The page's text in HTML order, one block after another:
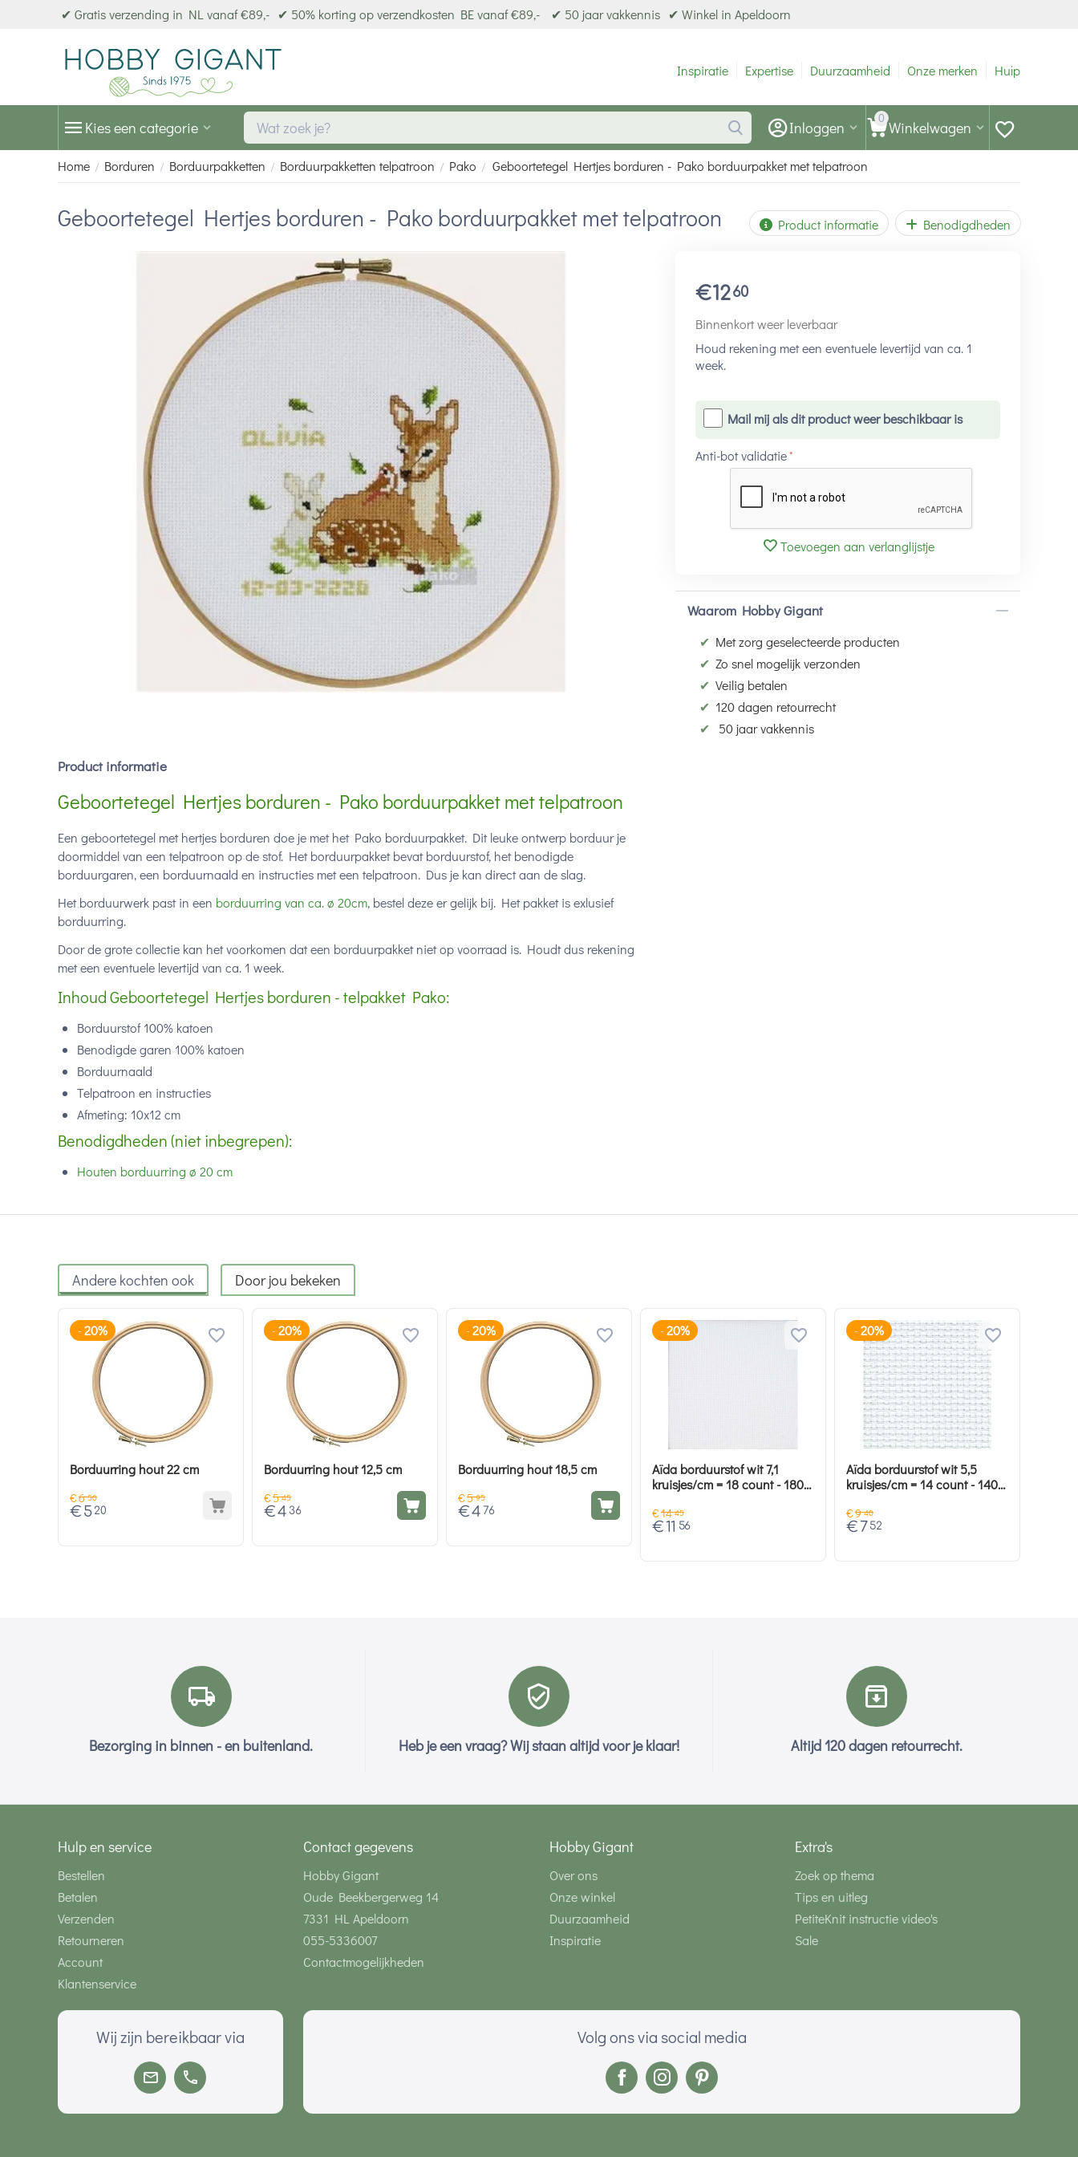
✔ Gratis verzending in NL vanaf €89,- ✔ 50% korting op verzendkosten BE vanaf €89,- ✔ 50 jaar vakkennis ✔ Winkel in Apeldoorn
Inspiratie Expertise Duurzaamheid Onze merken Hulp
Kies een categorie 0 Winkelwagen
Inloggen
Home / Borduren / Borduurpakketten / Borduurpakketten telpatroon / Pako / Geboortetegel Hertjes borduren - Pako borduurpakket met telpatroon
Geboortetegel Hertjes borduren - Pako borduurpakket met telpatroon Product informatie Benodigdheden
€1260
Binnenkort weer leverbaar
Houd rekening met een eventuele levertijd van ca. 1
week.
Mail mij als dit product weer beschikbaar is
Anti-bot validatie
Toevoegen aan verlanglijstje
Waarom Hobby Gigant
✔ Met zorg geselecteerde producten
✔ Zo snel mogelijk verzonden
✔ Veilig betalen
✔ 120 dagen retourrecht
✔
50 jaar vakkennis
Product informatie
Geboortetegel Hertjes borduren - Pako borduurpakket met telpatroon
Een geboortetegel met hertjes borduren doe je met het Pako borduurpakket. Dit leuke ontwerp borduur je
doormiddel van een telpatroon op de stof. Het borduurpakket bevat borduurstof, het benodigde
borduurgaren, een borduurnaald en instructies met een telpatroon. Dus je kan direct aan de slag.
Het borduurwerk past in een borduurring van ca.ø 20cm, bestel deze er gelijk bij. Het pakket is exlusief
borduurring.
Door de grote collectie kan het voorkomen dat een borduurpakket niet op voorraad is. Houdt dus rekening
met een eventuele levertijd van ca. 1 week.
Inhoud Geboortetegel Hertjes borduren - telpakket Pako:
Borduurstof 100% katoen
Benodigde garen 100% katoen
Borduurnaald
Telpatroon en instructies
Afmeting: 10x12 cm
Benodigdheden (niet inbegrepen):
Houten borduurring ø 20 cm
Andere kochten ook Door jou bekeken
- 20%
Borduurring hout 22 cm
€6 50
€ 5 20
- 20%
Borduurring hout 12,5 cm
€5 45
€4 36
- 20%
Borduurring hout 18,5 cm
€5 95
€4 76
- 20%
Aïda borduurstof wit 7,1
kruisjes/cm = 18 count - 180
€14 45
€11 56
- 20%
Aïda borduurstof wit 5,5
kruisjes/cm = 14 count - 140
€9 40
€ 7 52
Bezorging in binnen - en buitenland. Heb je een vraag? Wij staan altijd voor je klaar! Altijd 120 dagen retourrecht.
Hulp en service
Bestellen
Betalen
Verzenden
Retourneren
Account
Klantenservice
Contact gegevens
Hobby Gigant
Oude Beekbergerweg 14
7331 HL Apeldoorn
055-5336007
Contactmogelijkheden
Hobby Gigant
Over ons
Onze winkel
Duurzaamheid
Inspiratie
Extra's
Zoek op thema
Tips en uitleg
PetiteKnit instructie video's
Sale
Wij zijn bereikbaar via Volg ons via social media